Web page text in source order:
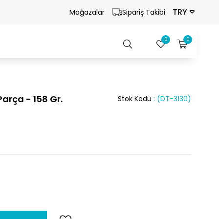
Mağazalar Sipariş Takibi TRY
0
0
- 158 Gr. (DT-3130)
Stok Kodu